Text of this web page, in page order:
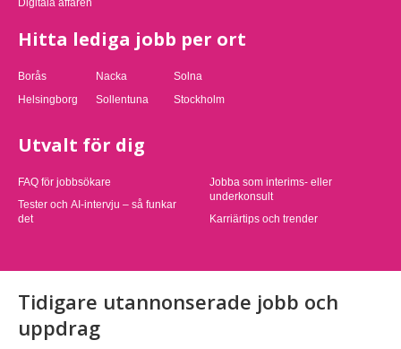
Digitala affären
Hitta lediga jobb per ort
Borås
Helsingborg
Nacka
Sollentuna
Solna
Stockholm
Utvalt för dig
FAQ för jobbsökare
Tester och AI-intervju – så funkar
det
Jobba som interims- eller
underkonsult
Karriärtips och trender
Tidigare utannonserade jobb och
uppdrag